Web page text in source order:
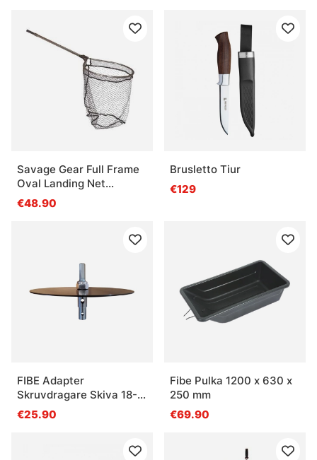
Savage Gear Full Frame
Oval Landing Net
(46x56cm) 95-150cm
€48.90
Brusletto Tiur
€129
FIBE Adapter
Skruvdragare Skiva 18-
22 mm
€25.90
Fibe Pulka 1200 x 630 x
250 mm
€69.90